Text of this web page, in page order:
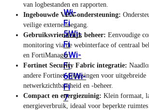
Wi-
Fi
5Wi-
Fi
6Wi-
Fi
6EWi-
Fi
7
van logbestanden en rapporten.
Ingebouwde VPN-ondersteuning:
veilige externe toegang.
Gebruiksvriendelijk beheer: Eenvoudige
monitoring via de webinterface of centraal
en FortiManager.
Fortinet Security Fabric integratie:
andere Fortinet-oplossingen voor uitgebreide
netwerkzichtbaarheid en -beheer.
Compact en energiezuinig: Klein formaat,
energieverbruik, ideaal voor beperkte